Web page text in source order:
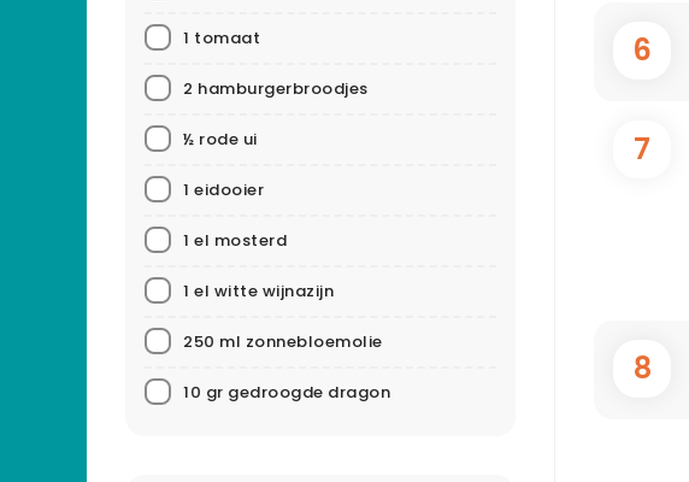
1 tomaat
2 hamburgerbroodjes
½ rode ui
1 eidooier
1 el mosterd
1 el witte wijnazijn
250 ml zonnebloemolie
10 gr gedroogde dragon
6
7
8